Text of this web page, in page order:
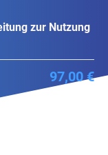
zur Nutzung
97,00 €